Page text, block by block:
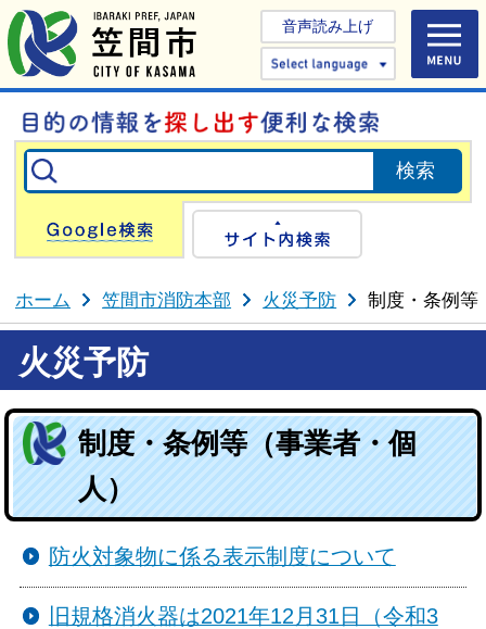
音声読み上げ
Select
Google検索
ホーム 笠間市消防本部 火災予防 制度・条例等
火災予防
制度・条例等（事業者・個
人）
防火対象物に係る表示制度について
旧規格消火器は2021年12月31日（令和3